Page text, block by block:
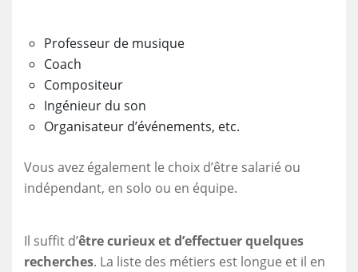
Professeur de musique
Coach
Compositeur
Ingénieur du son
Organisateur d’événements, etc.
Vous avez également le choix d’être salarié ou
indépendant, en solo ou en équipe.
Il suffit d’être curieux et d’effectuer quelques
recherches. La liste des métiers est longue et il en